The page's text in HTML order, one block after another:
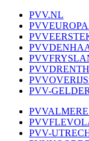
PVV.NL
PVV-
PVV-